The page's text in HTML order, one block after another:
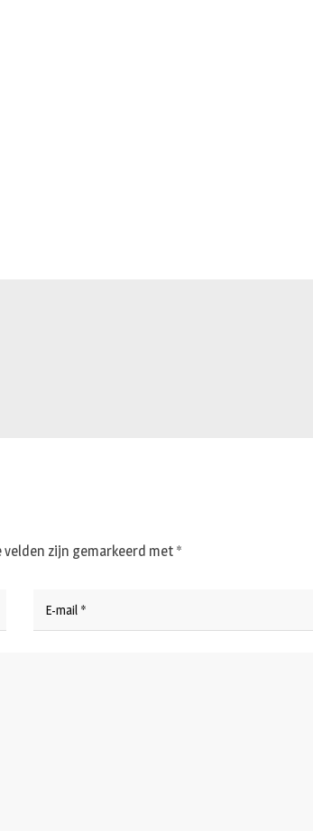
velden zijn gemarkeerd met *